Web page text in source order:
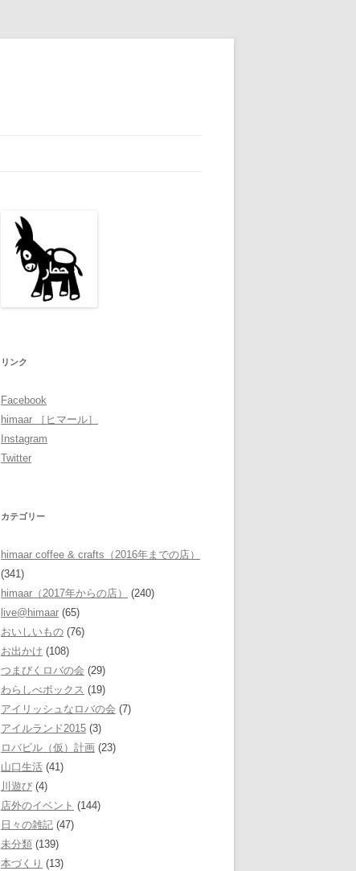
リンク
Facebook
himaar ［ヒマール］
Instagram
Twitter
カテゴリー
himaar coffee & crafts（2016年までの店）
(341)
himaar（2017年からの店）
(240)
live@himaar (65)
おいしいもの (76)
お出かけ (108)
つまびくロバの会 (29)
わらしべボックス (19)
アイリッシュなロバの会 (7)
アイルランド2015 (3)
ロバビル（仮）計画 (23)
山口生活 (41)
川遊び (4)
店外のイベント (144)
日々の雑記 (47)
未分類 (139)
本づくり (13)